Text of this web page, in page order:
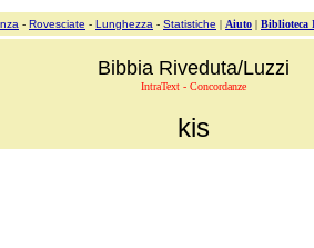
- Rovesciate - Lunghezza - Statistiche | Aiuto | Biblioteca
Bibbia Riveduta/Luzzi
IntraText - Concordanze
kis